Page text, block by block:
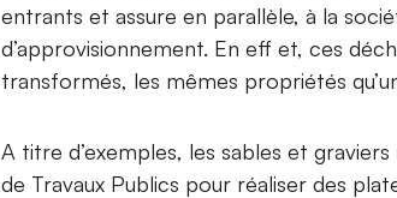
entrants et assure en parallèle, à la
d’approvisionnement. En eff et, ces
transformés, les mêmes propriétés
A titre d’exemples, les sables et
de Travaux Publics pour réaliser des